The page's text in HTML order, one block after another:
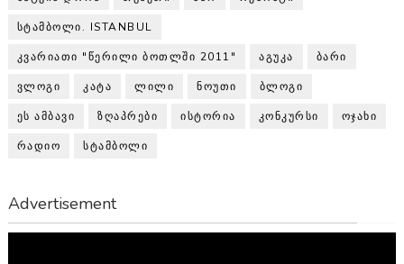
ᲡᲢᲐᲛᲑᲝᲚᲘ. ISTANBUL
ᲙᲕᲐᲠᲘᲐᲗᲘ "ᲬᲔᲠᲘᲚᲘ ᲑᲝᲗᲚᲨᲘ 2011" ᲐᲒᲣᲙᲐ ᲑᲐᲠᲘ
ᲕᲚᲝᲒᲘ ᲙᲐᲢᲐ ᲚᲘᲚᲘ ᲜᲝᲣᲗᲘ ᲑᲚᲝᲒᲘ
ᲔᲡ ᲐᲛᲑᲐᲕᲘ ᲖᲦᲐᲞᲠᲔᲑᲘ ᲘᲡᲢᲝᲠᲘᲐ ᲙᲝᲜᲙᲣᲠᲡᲘ ᲝᲯᲐᲮᲘ
ᲠᲐᲓᲘᲝ ᲡᲢᲐᲛᲑᲝᲚᲘ
Advertisement